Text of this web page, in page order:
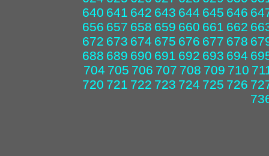
640 641 642 643 644 645 646
656 657 658 659 660 661 662
672 673 674 675 676 677 678
688 689 690 691 692 693 694
704 705 706 707 708 709 710
720 721 722 723 724 725 726